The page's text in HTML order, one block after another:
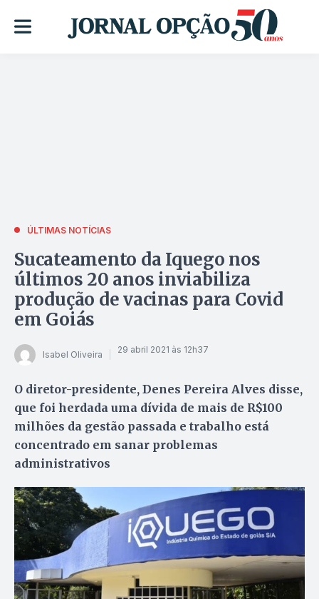
ÚLTIMAS NOTÍCIAS
Sucateamento da Iquego nos
últimos 20 anos inviabiliza
produção de vacinas para Covid
em Goiás
Isabel Oliveira 29 abril 2021 às 12h37
O diretor-presidente, Denes Pereira Alves disse,
que foi herdada uma dívida de mais de R$100
milhões da gestão passada e trabalho está
concentrado em sanar problemas
administrativos